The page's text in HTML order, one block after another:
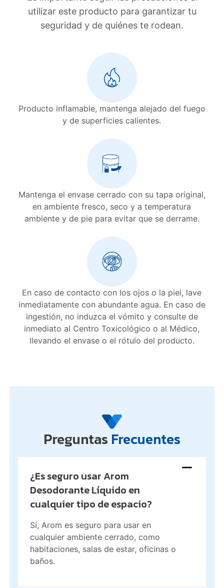
utilizar este producto para garantizar tu
seguridad y de quiénes te rodean.
Producto inflamable, mantenga alejado del fuego
y de superficies calientes.
Mantenga el envase cerrado con su tapa original,
en ambiente fresco, seco y a temperatura
ambiente y de pie para evitar que se derrame.
En caso de contacto con los ojos o la piel, lave
inmediatamente con abundante agua. En caso de
ingestión, no induzca el vómito y consulte de
inmediato al Centro Toxicológico o al Médico,
llevando el envase o el rótulo del producto.
Preguntas Frecuentes
¿Es seguro usar Arom
Desodorante Líquido en
cualquier tipo de espacio?
Sí, Arom es seguro para usar en
cualquier ambiente cerrado, como
habitaciones, salas de estar, oficinas o
baños.